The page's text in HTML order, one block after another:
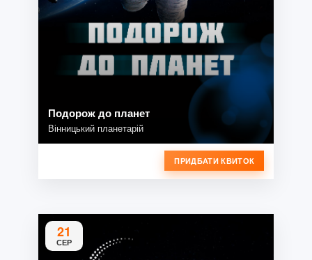
Подорож до планет
Вінницький планетарій
ПРИДБАТИ КВИТОК
21
СЕР